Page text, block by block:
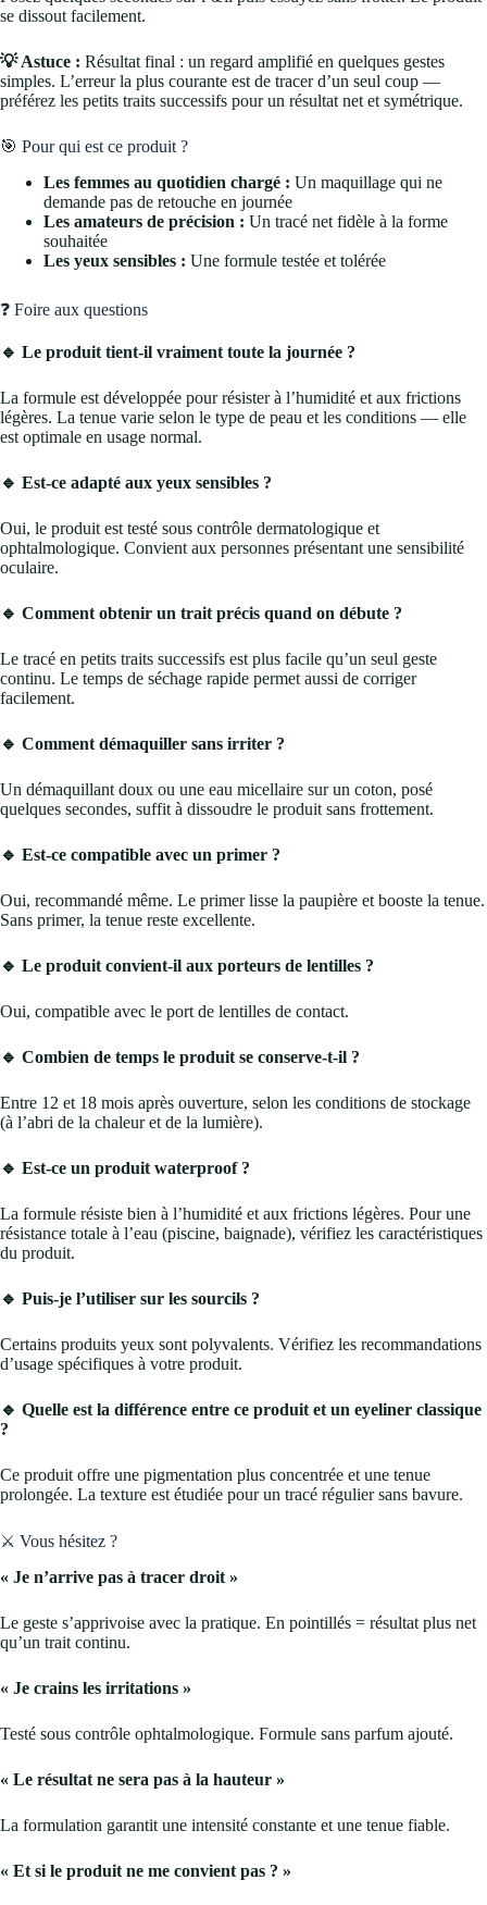
se dissout facilement.
💡 Astuce : Résultat final : un regard amplifié en quelques gestes
simples. L’erreur la plus courante est de tracer d’un seul coup —
préférez les petits traits successifs pour un résultat net et symétrique.
🎯 Pour qui est ce produit ?
Les femmes au quotidien chargé : Un maquillage qui ne
demande pas de retouche en journée
Les amateurs de précision : Un tracé net fidèle à la forme
souhaitée
Les yeux sensibles : Une formule testée et tolérée
❓ Foire aux questions
🔹 Le produit tient-il vraiment toute la journée ?
La formule est développée pour résister à l’humidité et aux frictions
légères. La tenue varie selon le type de peau et les conditions — elle
est optimale en usage normal.
🔹 Est-ce adapté aux yeux sensibles ?
Oui, le produit est testé sous contrôle dermatologique et
ophtalmologique. Convient aux personnes présentant une sensibilité
oculaire.
🔹 Comment obtenir un trait précis quand on débute ?
Le tracé en petits traits successifs est plus facile qu’un seul geste
continu. Le temps de séchage rapide permet aussi de corriger
facilement.
🔹 Comment démaquiller sans irriter ?
Un démaquillant doux ou une eau micellaire sur un coton, posé
quelques secondes, suffit à dissoudre le produit sans frottement.
🔹 Est-ce compatible avec un primer ?
Oui, recommandé même. Le primer lisse la paupière et booste la tenue.
Sans primer, la tenue reste excellente.
🔹 Le produit convient-il aux porteurs de lentilles ?
Oui, compatible avec le port de lentilles de contact.
🔹 Combien de temps le produit se conserve-t-il ?
Entre 12 et 18 mois après ouverture, selon les conditions de stockage
(à l’abri de la chaleur et de la lumière).
🔹 Est-ce un produit waterproof ?
La formule résiste bien à l’humidité et aux frictions légères. Pour une
résistance totale à l’eau (piscine, baignade), vérifiez les caractéristiques
du produit.
🔹 Puis-je l’utiliser sur les sourcils ?
Certains produits yeux sont polyvalents. Vérifiez les recommandations
d’usage spécifiques à votre produit.
🔹 Quelle est la différence entre ce produit et un eyeliner classique
?
Ce produit offre une pigmentation plus concentrée et une tenue
prolongée. La texture est étudiée pour un tracé régulier sans bavure.
⚔️ Vous hésitez ?
« Je n’arrive pas à tracer droit »
Le geste s’apprivoise avec la pratique. En pointillés = résultat plus net
qu’un trait continu.
« Je crains les irritations »
Testé sous contrôle ophtalmologique. Formule sans parfum ajouté.
« Le résultat ne sera pas à la hauteur »
La formulation garantit une intensité constante et une tenue fiable.
« Et si le produit ne me convient pas ? »